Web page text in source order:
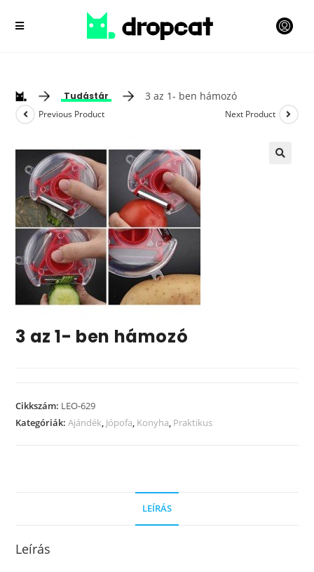
Tudástár 3 az 1- ben hámozó
Previous Product Next Product
3 az 1- ben hámozó
Cikkszám: LEO-629
Kategóriák:Ajándék, Jópofa, Konyha, Praktikus
LEÍRÁS
Leírás